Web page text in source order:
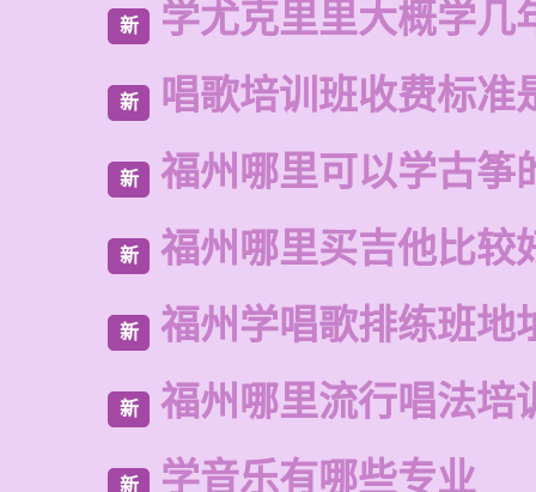
新 学尤克里里大概学几
新 唱歌培训班收费标准
新 福州哪里可以学古筝
新 福州哪里买吉他比较
新 福州学唱歌排练班地
新 福州哪里流行唱法培
新 学音乐有哪些专业